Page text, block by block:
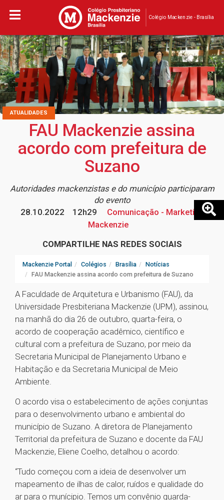
Colégio Mackenzie - Brasília
ATUALIDADES
FAU Mackenzie assina
acordo com prefeitura de
Suzano
Autoridades mackenzistas e do município participaram
do evento
28.10.2022
12h29
Comunicação - Marketing
Mackenzie
COMPARTILHE NAS REDES SOCIAIS
Mackenzie Portal Colégios Brasília
Notícias
FAU Mackenzie assina acordo com prefeitura de Suzano
A Faculdade de Arquitetura e Urbanismo (FAU), da
Universidade Presbiteriana Mackenzie (UPM), assinou,
na manhã do dia 26 de outubro, quarta-feira, o
acordo de cooperação acadêmico, científico e
cultural com a prefeitura de Suzano, por meio da
Secretaria Municipal de Planejamento Urbano e
Habitação e da Secretaria Municipal de Meio
Ambiente.
O acordo visa o estabelecimento de ações conjuntas
para o desenvolvimento urbano e ambiental do
município de Suzano. A diretora de Planejamento
Territorial da prefeitura de Suzano e docente da FAU
Mackenzie, Eliene Coelho, detalhou o acordo:
“Tudo começou com a ideia de desenvolver um
mapeamento de ilhas de calor, ruídos e qualidade do
ar para o munícipio. Temos um convênio guarda-